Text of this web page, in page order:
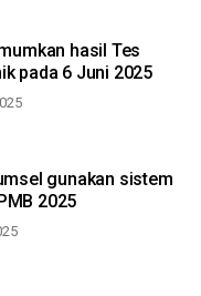
hasil Tes
pada 6 Juni 2025
gunakan sistem
2025